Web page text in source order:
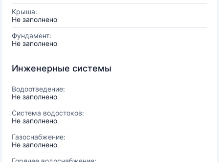
Крыша:
Не заполнено
Фундамент:
Не заполнено
Инженерные системы
Водоотведение:
Не заполнено
Система водостоков:
Не заполнено
Газоснабжение:
Не заполнено